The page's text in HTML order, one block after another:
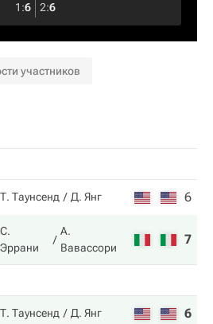
1 :6 2:6
участников
Т. Таунсенд Д. Янг 6
С.
Эррани
А.
Вавассори
7
Т. Таунсенд Д. Янг 6